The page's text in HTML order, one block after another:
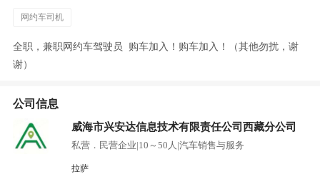
网约车司机
全职，兼职网约车驾驶员 购车加入！购车加入！（其他勿扰，谢
谢）
公司信息
威海市兴安达信息技术有限责任公司西藏分公司
私营．民营企业|10～50人 |汽车销售与服务
拉萨